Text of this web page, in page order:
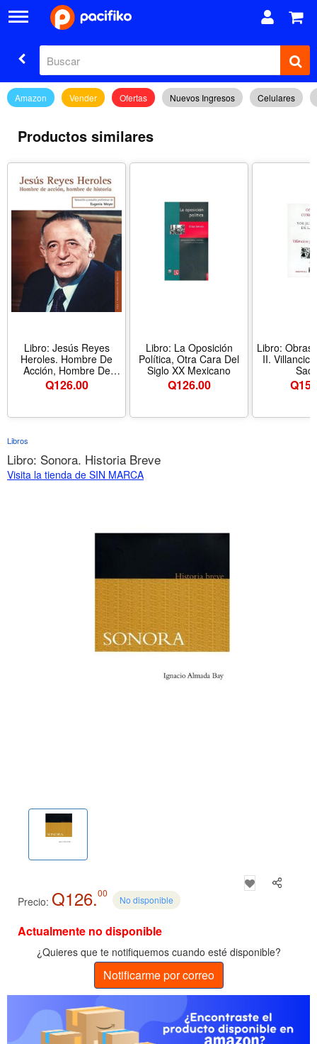
Amazon Vender Ofertas Nuevos Ingresos Celulares
Productos similares
Libro: Jesús Reyes
Heroles. Hombre De
Acción, Hombre De
Historia
Q126.00
Libro: La Oposición
Política, Otra Cara Del
Siglo XX Mexicano
Q126.00
Libro: Obras
II.
Q
Libros
Libro: Sonora. Historia Breve
Visita la tienda de SIN MARCA
Precio: Q126.00
No disponible
Actualmente no disponible
¿Quieres que te notifiquemos cuando esté disponible?
Notificarme por correo